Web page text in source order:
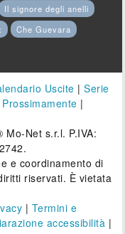
Il signore degli anelli
Che Guevara
Uscite |Serie
Prossimamente |
Net s.r.l. P.IVA:
e coordinamento di
riservati. È vietata
| Termini e
accessibilità |